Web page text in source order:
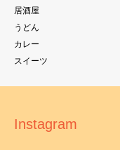
居酒屋
うどん
カレー
スイーツ
Instagram